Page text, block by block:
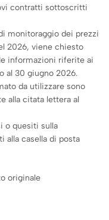
contratti sottoscritti
monitoraggio dei prezzi
2026, viene chiesto
informazioni riferite ai
al 30 giugno 2026.
da utilizzare sono
alla citata lettera al
o quesiti sulla
alla casella di posta
originale